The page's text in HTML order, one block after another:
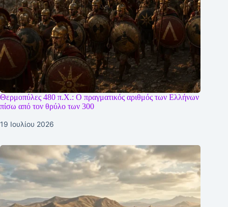
Θερμοπύλες 480 π.Χ.: Ο πραγματικός αριθμός των Ελλήνων
πίσω από τον θρύλο των 300
19 Ιουλίου 2026